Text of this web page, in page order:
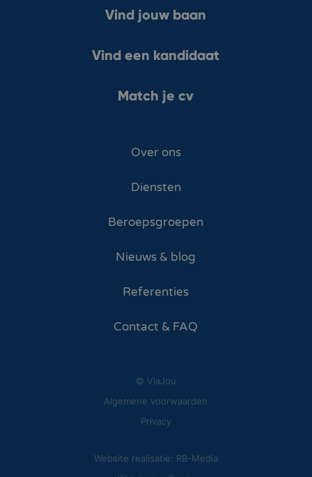
Vind jouw baan
Vind een kandidaat
Match je cv
Over ons
Diensten
Beroepsgroepen
Nieuws & blog
Referenties
Contact & FAQ
© ViaJou
Algemene voorwaarden
Privacy
Website realisatie: RB-Media